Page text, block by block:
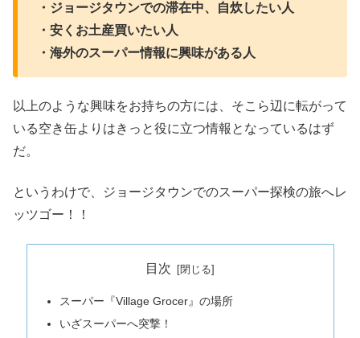
・ジョージタウンでの滞在中、自炊したい人
・安くお土産買いたい人
・海外のスーパー情報に興味がある人
以上のような興味をお持ちの方には、そこら辺に転がって
いる空き缶よりはきっと役に立つ情報となっているはず
だ。
というわけで、ジョージタウンでのスーパー探検の旅へレ
ッツゴー！！
目次
スーパー『Village Grocer』の場所
いざスーパーへ突撃！